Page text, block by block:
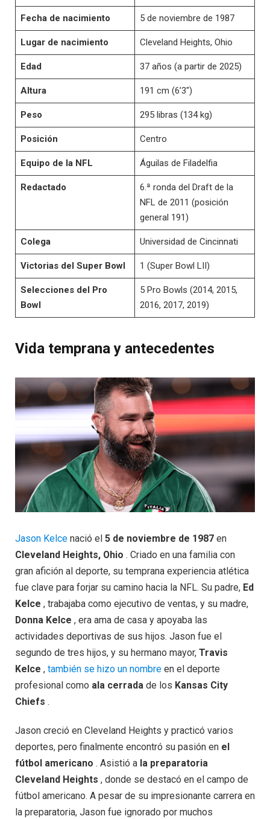
Fecha de nacimiento 5 de noviembre de 1987
Lugar de nacimiento Cleveland Heights, Ohio
Edad 37 años (a partir de 2025)
Altura 191 cm (6’3″)
Peso 295 libras (134 kg)
Posición Centro
Equipo de la NFL Águilas de Filadelfia
Redactado
6.ª ronda del Draft de la
NFL de 2011 (posición
general 191)
Colega Universidad de Cincinnati
Victorias del Super Bowl 1 (Super Bowl LII)
Selecciones del Pro
Bowl
5 Pro Bowls (2014, 2015,
2016, 2017, 2019)
Vida temprana y antecedentes
Jason Kelce nació el 5 de noviembre de 1987 en
Cleveland Heights, Ohio . Criado en una familia con
gran afición al deporte, su temprana experiencia atlética
fue clave para forjar su camino hacia la NFL. Su padre, Ed
Kelce , trabajaba como ejecutivo de ventas, y su madre,
Donna Kelce , era ama de casa y apoyaba las
actividades deportivas de sus hijos. Jason fue el
segundo de tres hijos, y su hermano mayor, Travis
Kelce , también se hizo un nombre en el deporte
profesional como ala cerrada de los Kansas City
Chiefs .
Jason creció en Cleveland Heights y practicó varios
deportes, pero finalmente encontró su pasión en el
fútbol americano . Asistió a la preparatoria
Cleveland Heights , donde se destacó en el campo de
fútbol americano. A pesar de su impresionante carrera en
la preparatoria, Jason fue ignorado por muchos